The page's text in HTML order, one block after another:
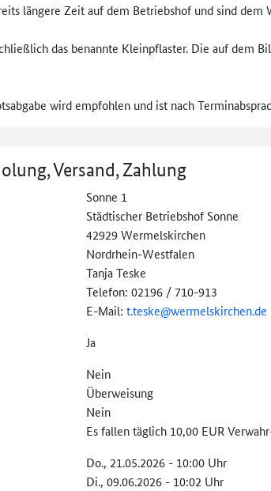
längere Zeit auf dem Betriebshof und sind dem
das benannte Kleinpflaster. Die auf dem
wird empfohlen und ist nach
Versand, Zahlung
Sonne 1
Städtischer Betriebshof Sonne
42929 Wermelskirchen
Nordrhein-Westfalen
Tanja Teske
Telefon: 02196 / 710-913
E-Mail: t.teske@wermelskirchen.de
Ja
Nein
Überweisung
Nein
Es fallen täglich 10,00 EUR
Do., 21.05.2026 - 10:00 Uhr
Di., 09.06.2026 - 10:02 Uhr